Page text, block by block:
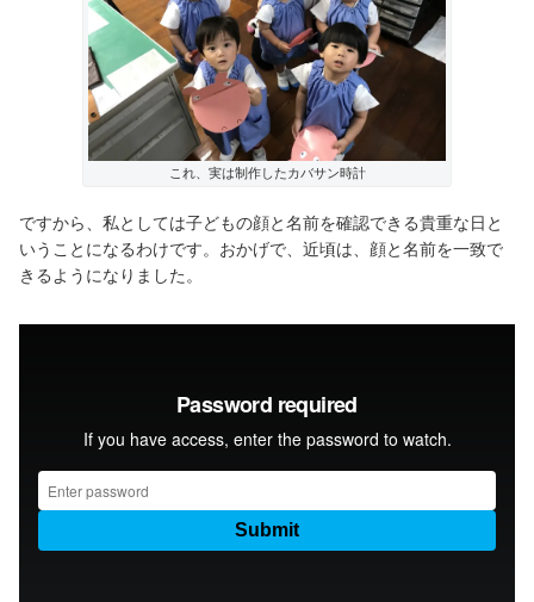
これ、実は制作したカバサン時計
ですから、私としては子どもの顔と名前を確認できる貴重な日と
いうことになるわけです。おかげで、近頃は、顔と名前を一致で
きるようになりました。